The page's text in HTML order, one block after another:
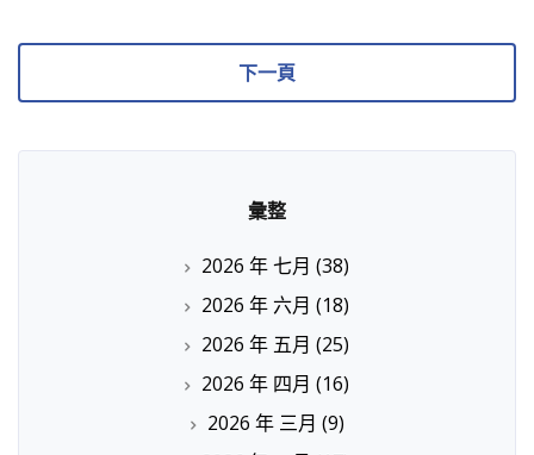
下一頁
彙整
2026 年 七月 (38)
2026 年 六月 (18)
2026 年 五月 (25)
2026 年 四月 (16)
2026 年 三月 (9)